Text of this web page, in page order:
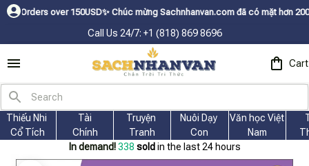
ㅤ✨Chúc mừng Sachnhanvan.com đã có mặt hơn 200 quốc gia như
Call Us 24/7: +1 (818) 869 8696
Cart
Thiếu Nhi
Cổ Tích
Tài
Chính
Truyện
Tranh
Nuôi Dạy
Con
Văn học Việt
Nam
In demand! 338 sold in the last 24 hours